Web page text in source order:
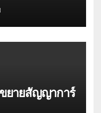
ยายสัญญาการ์